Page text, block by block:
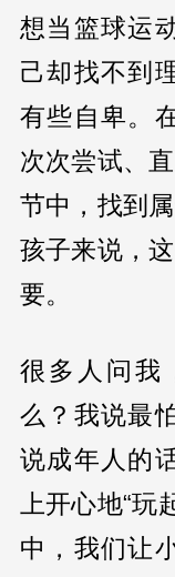
想当篮球运
己却找不到
有些自卑。
次次尝试、
节中，找到
孩子来说，
要。
很多人问我
么？我说最
说成年人的
上开心地“玩
中，我们让